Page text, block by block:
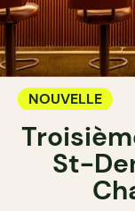
NOUVELLE
St-